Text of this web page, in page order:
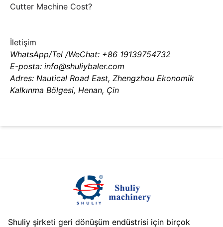
Cutter Machine Cost?
İletişim
WhatsApp/Tel /WeChat: +86 19139754732
E-posta: info@shuliybaler.com
Adres: Nautical Road East, Zhengzhou Ekonomik
Kalkınma Bölgesi, Henan, Çin
Shuliy şirketi geri dönüşüm endüstrisi için birçok